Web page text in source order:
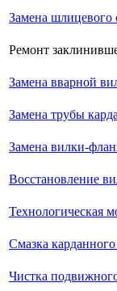
Замена шлицевого
Ремонт
Замена вварной
Замена трубы
Замена вилки-
Восстановление
Технологическая
Смазка карданного
Чистка